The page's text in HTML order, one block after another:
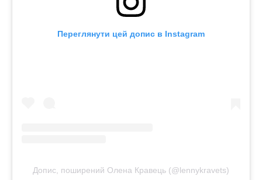
Переглянути цей допис в Instagram
Допис, поширений Олена Кравець (@lennykravets)